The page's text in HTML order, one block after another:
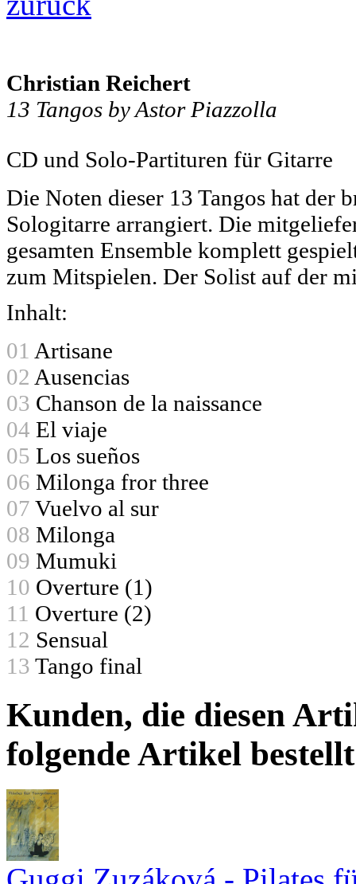
Christian Reichert
13 Tangos by Astor Piazzolla
CD und Solo-Partituren für Gitarre
Die Noten dieser 13 Tangos hat der
Sologitarre arrangiert. Die
gesamten Ensemble komplett
zum Mitspielen. Der Solist auf der
Inhalt:
01 Artisane
02 Ausencias
03 Chanson de la naissance
04 El viaje
05 Los sueños
06 Milonga fror three
07 Vuelvo al sur
08 Milonga
09 Mumuki
10 Overture (1)
11 Overture (2)
12 Sensual
13 Tango final
Kunden, die diesen
folgende Artikel